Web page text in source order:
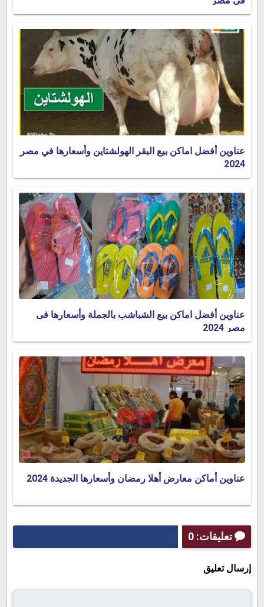
عناوين أفضل اماكن بيع البقر الهولشتاين وأسعارها في مصر
2024
عناوين أفضل اماكن بيع الشباشب بالجملة وأسعارها فى
مصر 2024
عناوين أماكن معارض أهلا رمضان وأسعارها الجديدة 2024
تعليقات: 0
إرسال تعليق